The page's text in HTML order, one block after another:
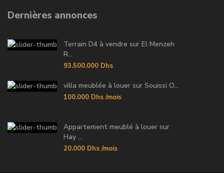
Dernières annonces
Terrain D4 à vendre sur El Menzeh
R...
93.500.000 Dhs
villa meublée à louer sur Souissi O...
100.000 Dhs /mois
Appartement meublé à louer sur
Hay ...
20.000 Dhs /mois